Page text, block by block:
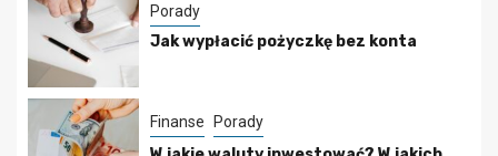
Porady
Jak wypłacić pożyczkę bez konta
Finanse Porady